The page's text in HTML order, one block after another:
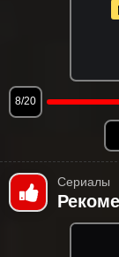
9/20
Сериалы